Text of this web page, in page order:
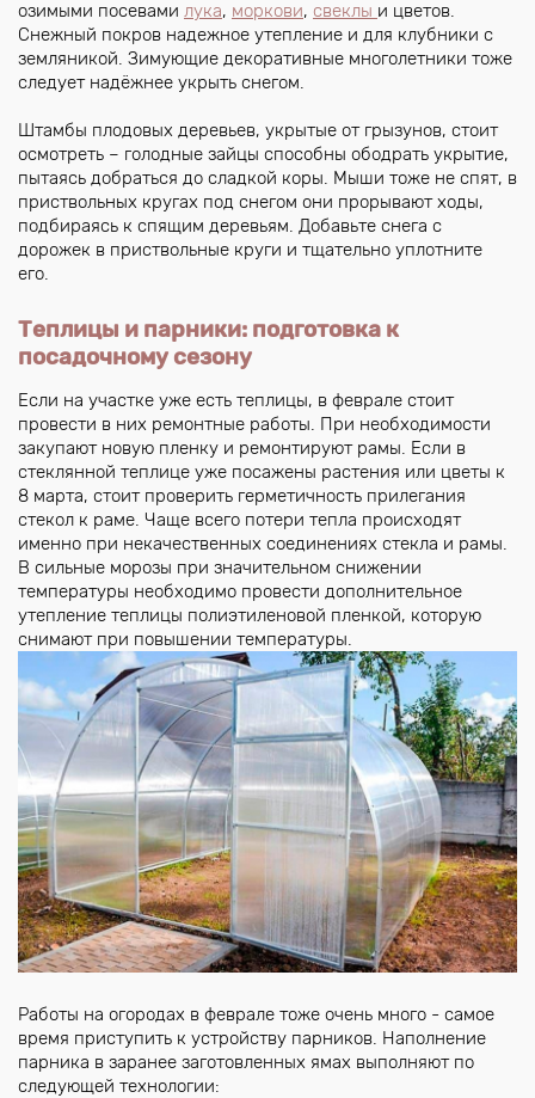
озимыми посевами лука, моркови, свеклы и цветов.
Снежный покров надежное утепление и для клубники с
земляникой. Зимующие декоративные многолетники тоже
следует надёжнее укрыть снегом.
Штамбы плодовых деревьев, укрытые от грызунов, стоит
осмотреть – голодные зайцы способны ободрать укрытие,
пытаясь добраться до сладкой коры. Мыши тоже не спят, в
приствольных кругах под снегом они прорывают ходы,
подбираясь к спящим деревьям. Добавьте снега с
дорожек в приствольные круги и тщательно уплотните
его.
Теплицы и парники: подготовка к
посадочному сезону
Если на участке уже есть теплицы, в феврале стоит
провести в них ремонтные работы. При необходимости
закупают новую пленку и ремонтируют рамы. Если в
стеклянной теплице уже посажены растения или цветы к
8 марта, стоит проверить герметичность прилегания
стекол к раме. Чаще всего потери тепла происходят
именно при некачественных соединениях стекла и рамы.
В сильные морозы при значительном снижении
температуры необходимо провести дополнительное
утепление теплицы полиэтиленовой пленкой, которую
снимают при повышении температуры.
Работы на огородах в феврале тоже очень много - самое
время приступить к устройству парников. Наполнение
парника в заранее заготовленных ямах выполняют по
следующей технологии: